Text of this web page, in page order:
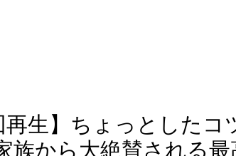
再生】ちょっとしたコ
族から大絶賛される